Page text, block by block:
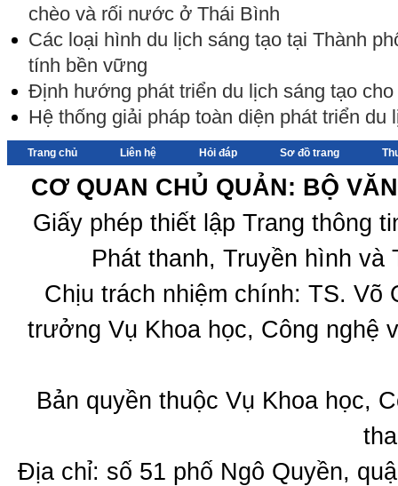
chèo và rối nước ở Thái Bình
Các loại hình du lịch sáng tạo tại Thành
tính bền vững
Định hướng phát triển du lịch sáng tạo
Hệ thống giải pháp toàn diện phát triển du
Trang chủ Liên hệ Hỏi đáp Sơ đồ trang
CƠ QUAN CHỦ QUẢN: BỘ
Giấy phép thiết lập Trang thông
Phát thanh, Truyền hình
Chịu trách nhiệm chính: TS.
trưởng Vụ Khoa học, Công nghệ
Bản quyền thuộc Vụ Khoa học,
Địa chỉ: số 51 phố Ngô Quyền,